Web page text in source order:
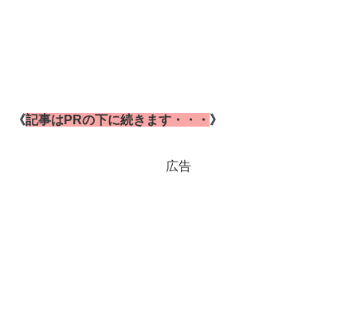
《記事はPRの下に続きます・・・ 》
広告